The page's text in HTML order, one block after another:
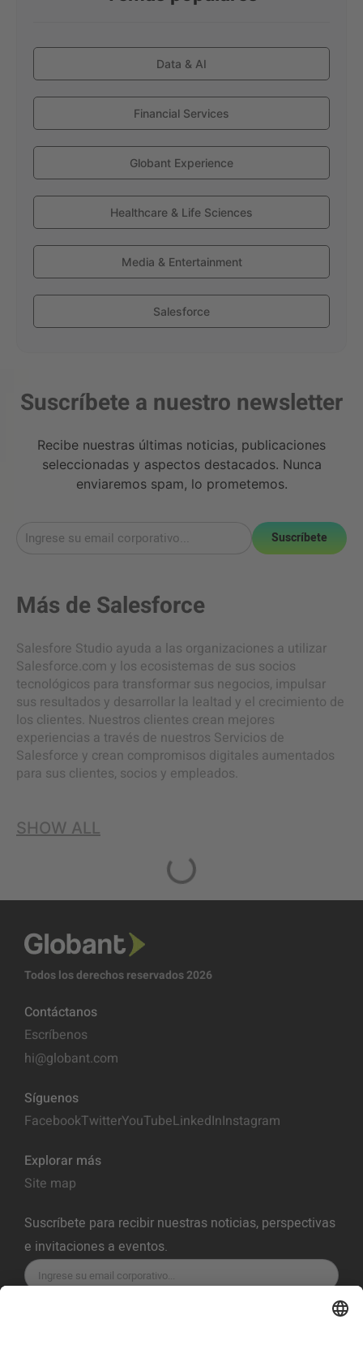
Data & AI
Financial Services
Globant Experience
Healthcare & Life Sciences
Media & Entertainment
Salesforce
Suscríbete a nuestro newsletter
Recibe nuestras últimas noticias, publicaciones
seleccionadas y aspectos destacados. Nunca
enviaremos spam, lo prometemos.
Suscríbete
Más deSalesforce
Salesfore Studio ayuda a las organizaciones a utilizar
Salesforce.com y los ecosistemas de sus socios
tecnológicos para transformar sus negocios, impulsar
sus resultados y desarrollar la lealtad y el crecimiento de
los clientes. Nuestros clientes crean mejores
experiencias a través de nuestros Servicios de
Salesforce y crean compromisos digitales aumentados
para sus clientes, socios y empleados.
SHOW ALL
Todos los derechos reservados 2026
Contáctanos
Escríbenos
hi@globant.com
Síguenos
FacebookTwitterYouTubeLinkedInInstagram
Explorar más
Site map
Suscríbete para recibir nuestras noticias, perspectivas
e invitaciones a eventos.